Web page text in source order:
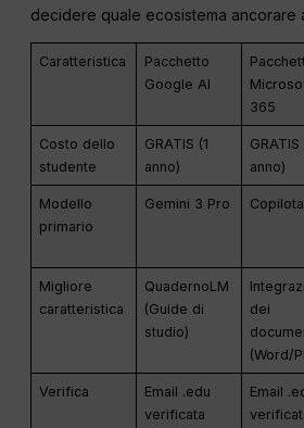
decidere quale ecosistema ancorare
Caratteristica
Pacchetto
Google AI
365
Costo dello
studente
GRATIS (1
anno)
GRATIS
anno)
Modello
primario
Gemini 3 Pro Copilota
Migliore
caratteristica
QuadernoLM
(Guide di
studio)
dei
(Word/
Verifica
Email .edu
verificata
Email